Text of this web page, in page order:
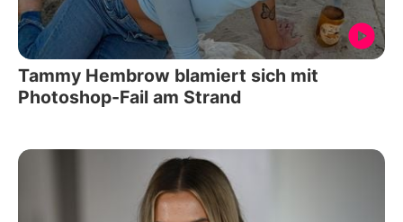
Tammy Hembrow blamiert sich mit
Photoshop-Fail am Strand